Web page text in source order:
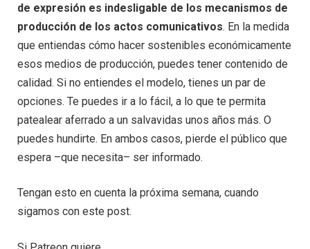
de expresión es indesligable de los mecanismos de
producción de los actos comunicativos. En la medida
que entiendas cómo hacer sostenibles económicamente
esos medios de producción, puedes tener contenido de
calidad. Si no entiendes el modelo, tienes un par de
opciones. Te puedes ir a lo fácil, a lo que te permita
patealear aferrado a un salvavidas unos años más. O
puedes hundirte. En ambos casos, pierde el público que
espera –que necesita– ser informado.
Tengan esto en cuenta la próxima semana, cuando
sigamos con este post.